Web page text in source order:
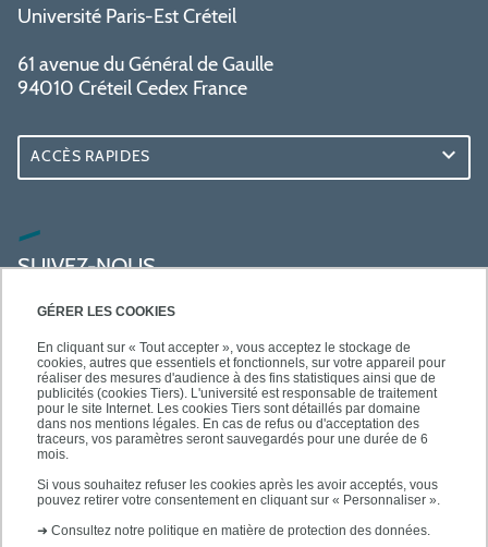
GÉRER LES COOKIES
En cliquant sur « Tout accepter », vous acceptez le stockage de
cookies, autres que essentiels et fonctionnels, sur votre appareil pour
réaliser des mesures d'audience à des fins statistiques ainsi que de
publicités (cookies Tiers). L'université est responsable de traitement
pour le site Internet. Les cookies Tiers sont détaillés par domaine
dans nos mentions légales. En cas de refus ou d'acceptation des
traceurs, vos paramètres seront sauvegardés pour une durée de 6
mois.
Si vous souhaitez refuser les cookies après les avoir acceptés, vous
pouvez retirer votre consentement en cliquant sur « Personnaliser ».
➜ Consultez notre politique en matière de protection des données.
Université Paris-Est Créteil
61 avenue du Général de Gaulle
94010 Créteil Cedex France
ACCÈS RAPIDES
SUIVEZ-NOUS